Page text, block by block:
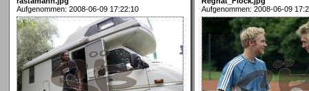
Aufgenommen: 2008-06-09 17:22:10
Aufgenommen: 2008-06-09